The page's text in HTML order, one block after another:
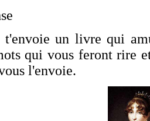
t'envoie un livre qui
qui vous feront rire
l'envoie.